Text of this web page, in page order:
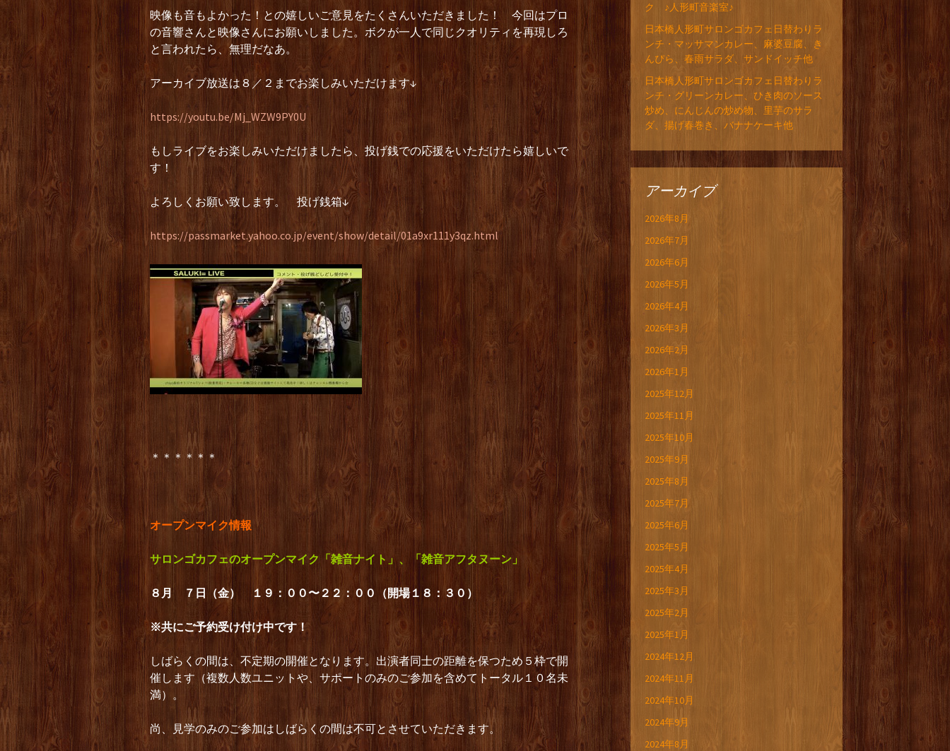
映像も音もよかった！との嬉しいご意見をたくさんいただきました！ 今回はプロ
の音響さんと映像さんにお願いしました。ボクが一人で同じクオリティを再現しろ
と言われたら、無理だなあ。
アーカイブ放送は８／２までお楽しみいただけます↓
https://youtu.be/Mj_WZW9PY0U
もしライブをお楽しみいただけましたら、投げ銭での応援をいただけたら嬉しいで
す！
よろしくお願い致します。 投げ銭箱↓
https://passmarket.yahoo.co.jp/event/show/detail/01a9xr111y3qz.html
＊＊＊＊＊＊
オープンマイク情報
サロンゴカフェのオープンマイク「雑音ナイト」、「雑音アフタヌーン」
８月 ７日（金） １９：００〜２２：００（開場１８：３０）
※共にご予約受け付け中です！
しばらくの間は、不定期の開催となります。出演者同士の距離を保つため５枠で開
催します（複数人数ユニットや、サポートのみのご参加を含めてトータル１０名未
満）。
尚、見学のみのご参加はしばらくの間は不可とさせていただきます。
ク ♪人形町音楽室♪
日本橋人形町サロンゴカフェ日替わりラ
ンチ・マッサマンカレー、麻婆豆腐、き
んぴら、春雨サラダ、サンドイッチ他
日本橋人形町サロンゴカフェ日替わりラ
ンチ・グリーンカレー、ひき肉のソース
炒め、にんじんの炒め物、里芋のサラ
ダ、揚げ春巻き、バナナケーキ他
アーカイブ
2026年8月
2026年7月
2026年6月
2026年5月
2026年4月
2026年3月
2026年2月
2026年1月
2025年12月
2025年11月
2025年10月
2025年9月
2025年8月
2025年7月
2025年6月
2025年5月
2025年4月
2025年3月
2025年2月
2025年1月
2024年12月
2024年11月
2024年10月
2024年9月
2024年8月